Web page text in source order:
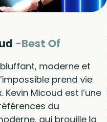
Best Of
moderne et
prend vie
Kevin Micoud est l’une
du
qui brouille la